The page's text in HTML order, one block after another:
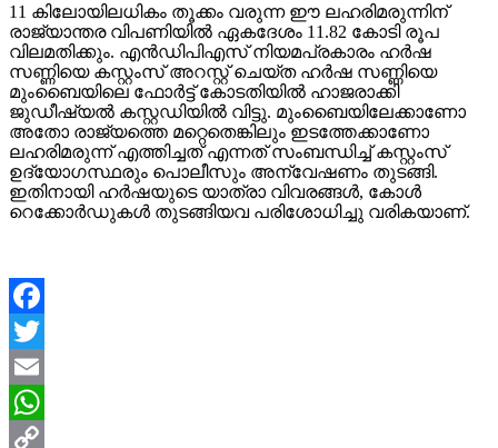
11 കിലോയിലധികം തൂക്കം വരുന്ന ഈ ലഹരിമരുന്നിന്
രാജ്യാന്തര വിപണിയിൽ ഏകദേശം 11.82 കോടി രൂപ
വിലമതിക്കും. എൻഡിപിഎസ് നിയമപ്രകാരം ഹർഷ
സണ്ണിയെ കസ്റ്റംസ് അറസ്റ്റ് ചെയ്ത ഹർഷ സണ്ണിയെ
മുംബൈയിലെ ഫോർട്ട് കോടതിയിൽ ഹാജരാക്കി
ജുഡീഷ്യൽ കസ്റ്റഡിയിൽ വിട്ടു. മുംബൈയിലേക്കാണോ
അതോ രാജ്യത്തെ മറ്റെതെങ്കിലും ഇടത്തേക്കാണോ
ലഹരിമരുന്ന് എത്തിച്ചത് എന്നത് സംബന്ധിച്ച് കസ്റ്റംസ്
ഉദ്യോഗസ്ഥരും പൊലീസും അന്വേഷണം തുടങ്ങി.
ഇതിനായി ഹർഷയുടെ യാത്രാ വിവരങ്ങൾ, കോൾ
റെക്കോർഡുകൾ തുടങ്ങിയവ പരിശോധിച്ചു വരികയാണ്.
Facebook
Twitter
Email
WhatsApp